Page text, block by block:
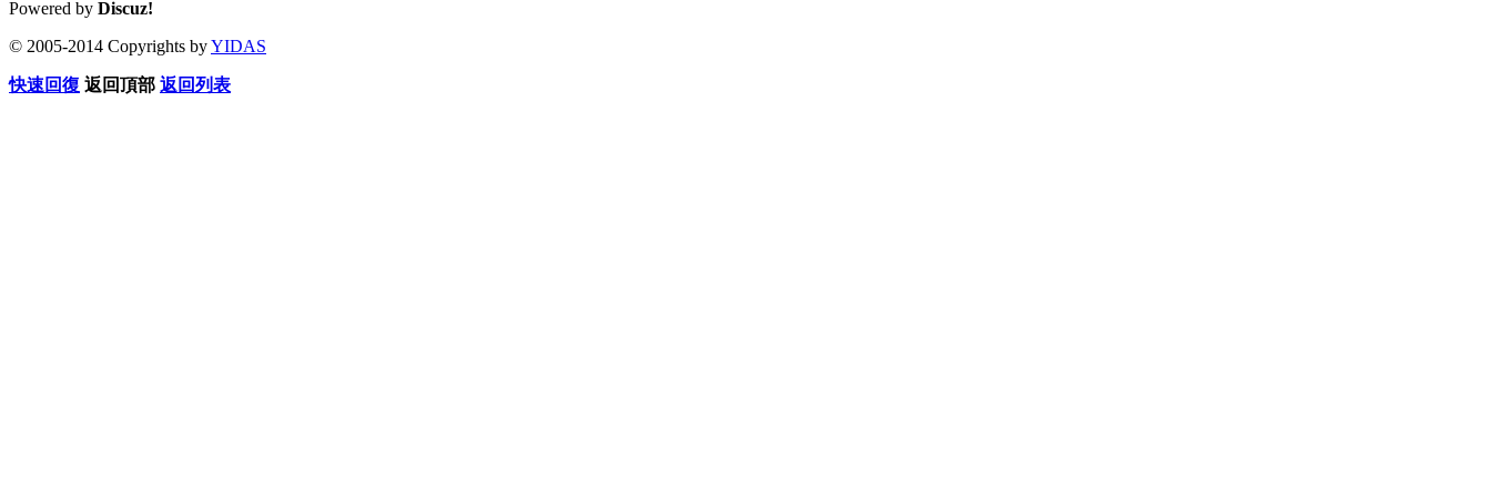
Powered by Discuz!
© 2005-2014 Copyrights byYIDAS
快速回復 返回頂部 返回列表